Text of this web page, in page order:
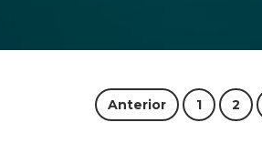
Anterior 1 2